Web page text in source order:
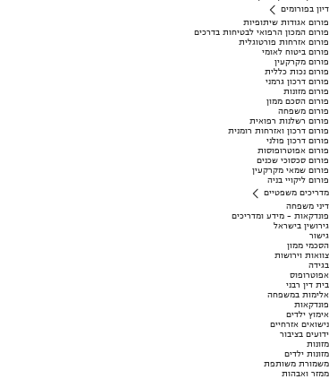
דיון בפורומים
פורום אגודות שיתופיות
פורום המכון הרפואי לבטיחות בדרכים
פורום אזרחות פורטוגלית
פורום ביטוח לאומי
פורום מקרקעין
פורום נכות כללית
פורום דרכון גרמני
פורום מזונות
פורום הסכם ממון
פורום משפחה
פורום רשלנות רפואית
פורום דרכון ואזרחות רומנית
פורום דרכון פולני
פורום אפוטרופוסות
פורום סכסוכי שכנים
פורום שמאי מקרקעין
פורום ליקויי בניה
מדריכים משפטיים
דיני משפחה
פונדקאות - מידע ומדריכים
גירושין בישראל
גישור
הסכמי ממון
צוואות וירושות
בגידה
אפוטרופוס
בית דין רבני
אלימות במשפחה
פונדקאות
אימוץ ילדים
נישואים אזרחיים
ידועים בציבור
מזונות
מזונות ילדים
משמורת משותפת
ממזר ואבהות